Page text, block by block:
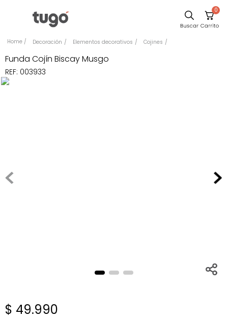
0
Decoración Elementos decorativos Cojines
Funda Cojín Biscay Musgo
REF: 003933
$ 49.990
Comedor
Silla